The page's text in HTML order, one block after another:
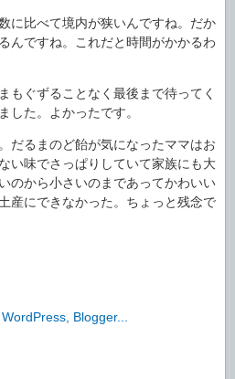
に比べて境内が狭いんですね。だか
んですね。これだと時間がかかるわ
もぐずることなく最後まで待ってく
した。よかったです。
だるまのど飴が気になったママはお
い味でさっぱりしていて家族にも大
のから小さいのまであってかわいい
産にできなかった。ちょっと残念で